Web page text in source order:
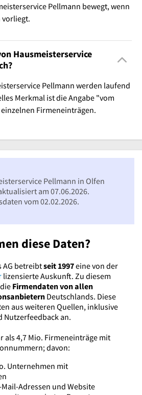
Pellmann bewegt, wenn
vorliegt.
Hausmeisterservice
Pellmann werden laufend
Merkmal ist die Angabe "vom
Firmeneinträgen.
diese Daten?
AG betreibtseit 1997eine von der
lizensierte Auskunft. Zu diesem
Firmendaten von allen
Deutschlands. Diese
aus weiteren Quellen, inklusive
Nutzerfeedback an.
als 4,7 Mio. Firmeneinträge mit
davon:
Unternehmen mit
Adressen und Website
Pellmann in Olfen
am 07.06.2026.
vom 02.02.2026.